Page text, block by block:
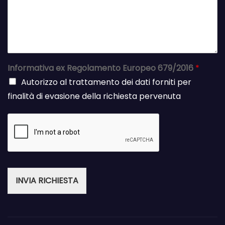
Informativa ex Regolamento Europeo 679/2016 *
Autorizzo al trattamento dei dati forniti per
finalità di evasione della richiesta pervenuta
INVIA RICHIESTA